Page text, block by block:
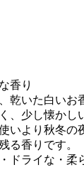
香り
乾いた白いお
、少し懐かし
いより秋冬の
る香りです。
ドライな・柔